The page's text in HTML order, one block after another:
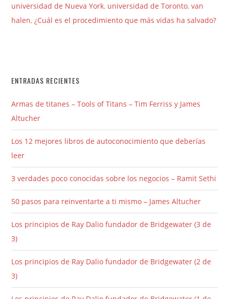
universidad de Nueva York, universidad de Toronto,van
halen,¿Cuál es el procedimiento que más vidas ha salvado?
ENTRADAS RECIENTES
Armas de titanes – Tools of Titans – Tim Ferriss y James
Altucher
Los 12 mejores libros de autoconocimiento que deberías
leer
3 verdades poco conocidas sobre los negocios – Ramit Sethi
50 pasos para reinventarte a ti mismo – James Altucher
Los principios de Ray Dalio fundador de Bridgewater (3 de
3)
Los principios de Ray Dalio fundador de Bridgewater (2 de
3)